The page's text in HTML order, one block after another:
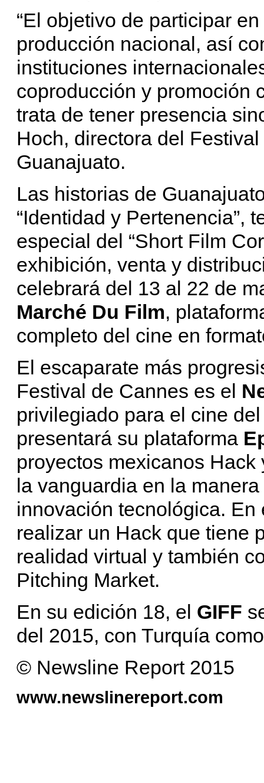
“El objetivo de participar
producción nacional, así
instituciones
coproducción y promoción
trata de tener presencia
Hoch, directora del
Guanajuato.
Las historias de
“Identidad y Pertenencia”,
especial del “Short Film
exhibición, venta y
celebrará del 13 al 22 de
Marché Du Film,
completo del cine en
El escaparate más
Festival de Cannes es el
privilegiado para el cine
presentará su plataforma
proyectos mexicanos
la vanguardia en la
innovación tecnológica.
realizar un Hack que tiene
realidad virtual y también
Pitching Market.
En su edición 18, el GIFF
del 2015, con Turquía
© Newsline Report 2015
www.newslinereport.com